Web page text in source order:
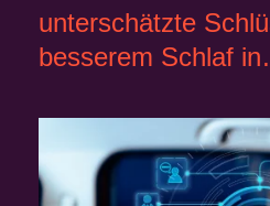
unterschätzte
besserem Schlaf